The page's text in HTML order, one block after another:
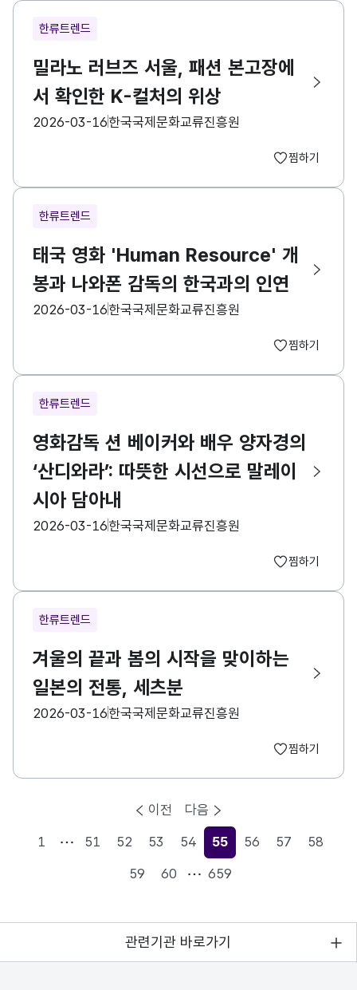
한류트렌드
밀라노 러브즈 서울, 패션 본고장에
서 확인한 K-컬처의 위상
등록일
2026-03-16수집기관한국국제문화교류진흥원
찜하기
한류트렌드
태국 영화 'Human Resource' 개
봉과 나와폰 감독의 한국과의 인연
등록일
2026-03-16수집기관한국국제문화교류진흥원
찜하기
한류트렌드
영화감독 션 베이커와 배우 양자경의
‘산디와라’: 따뜻한 시선으로 말레이
시아 담아내
등록일
2026-03-16수집기관한국국제문화교류진흥원
찜하기
한류트렌드
겨울의 끝과 봄의 시작을 맞이하는
일본의 전통, 세츠분
등록일
2026-03-16수집기관한국국제문화교류진흥원
찜하기
이전
1
51 52 53 54
현재페이지
55 56 57
58
59
60 659
다음
관련기관 바로가기